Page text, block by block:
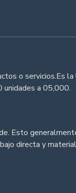
o servicios.Es la
a 05,000.
Esto
directa y